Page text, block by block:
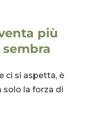
più
ci si aspetta, è
solo la forza di